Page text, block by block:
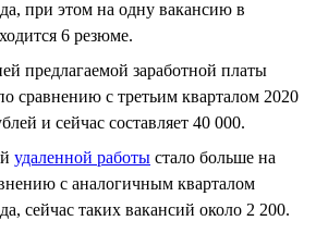
при этом на одну вакансию в
6 резюме.
предлагаемой заработной платы
сравнению с третьим кварталом 2020
и сейчас составляет 40 000.
удаленной работы стало больше на
с аналогичным кварталом
сейчас таких вакансий около 2 200.